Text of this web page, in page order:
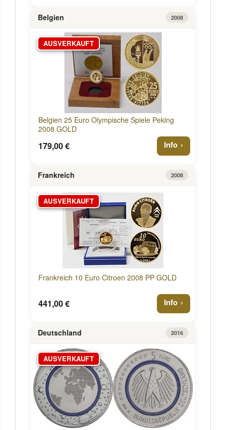
Belgien 2008
AUSVERKAUFT
Belgien 25 Euro Olympische Spiele Peking
2008 GOLD
179,00 € Info
Frankreich 2008
AUSVERKAUFT
Frankreich 10 Euro Citroen 2008 PP GOLD
441,00 € Info
Deutschland 2016
AUSVERKAUFT